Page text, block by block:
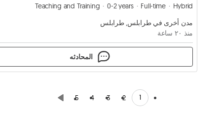
Teaching and Training 0-2 years Full-time
Hybrid
مدن أخرى في طرابلس, طرابلس
منذ ٢۰ ساعة
المحادثه
1
2
3
4
5